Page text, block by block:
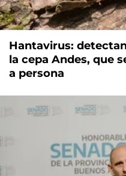
Hantavirus:
la cepa Andes, que
a persona